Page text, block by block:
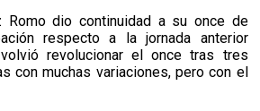
Romo dio continuidad a su once de
respecto a la jornada anterior
revolucionar el once tras tres
con muchas variaciones, pero con el